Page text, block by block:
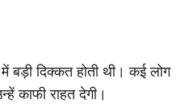
बड़ी दिक्कत होती थी। कई लोग
काफी राहत देगी।